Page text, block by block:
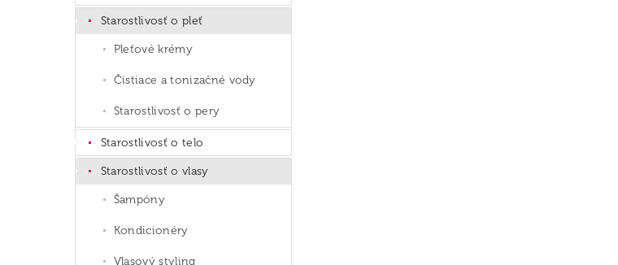
Starostlivosť o pleť
Pleťové krémy
Čistiace a tonizačné vody
Starostlivosť o pery
Starostlivosť o telo
Starostlivosť o vlasy
Šampóny
Kondicionéry
Vlasový styling